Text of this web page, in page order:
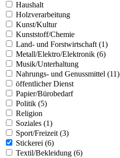
Haushalt
Holzverarbeitung
Kunst/Kultur
Kunststoff/Chemie
Land- und Forstwirtschaft (1)
Metall/Elektro/Elektronik (6)
Musik/Unterhaltung
Nahrungs- und Genussmittel (11)
öffentlicher Dienst
Papier/Bürobedarf
Politik (5)
Religion
Soziales (1)
Sport/Freizeit (3)
Stickerei (6)
Textil/Bekleidung (6)